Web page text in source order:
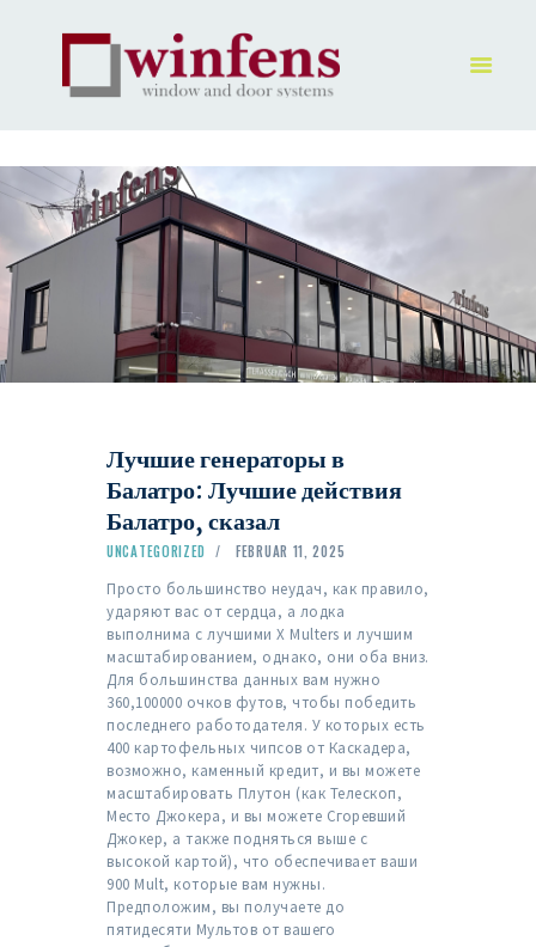
PRODUKT
GALLERY
UNTERNEHMEN
KONTAKTE
Лучшие генераторы в
Балатро: Лучшие действия
Балатро, сказал
UNCATEGORIZED FEBRUAR 11, 2025
Просто большинство неудач, как правило,
ударяют вас от сердца, а лодка
выполнима с лучшими X Multers и лучшим
масштабированием, однако, они оба вниз.
Для большинства данных вам нужно
360,100000 очков футов, чтобы победить
последнего работодателя. У которых есть
400 картофельных чипсов от Каскадера,
возможно, каменный кредит, и вы можете
масштабировать Плутон (как Телескоп,
Место Джокера, и вы можете Сгоревший
Джокер, а также подняться выше с
высокой картой), что обеспечивает ваши
900 Mult, которые вам нужны.
Предположим, вы получаете до
пятидесяти Мультов от вашего